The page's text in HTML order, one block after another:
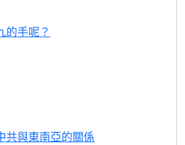
的手呢？
共與東南亞的關係